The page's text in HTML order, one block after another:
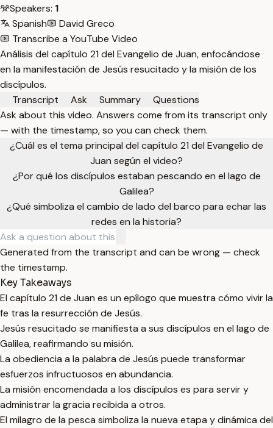
Speakers: 1
Spanish
David Greco
Transcribe a YouTube Video
Análisis del capítulo 21 del Evangelio de Juan, enfocándose
en la manifestación de Jesús resucitado y la misión de los
discípulos.
Transcript
Ask Summary
Questions
Ask about this video. Answers come from its transcript only
— with the timestamp, so you can check them.
¿Cuál es el tema principal del capítulo 21 del Evangelio de
Juan según el video?
¿Por qué los discípulos estaban pescando en el lago de
Galilea?
¿Qué simboliza el cambio de lado del barco para echar las
redes en la historia?
Generated from the transcript and can be wrong — check
the timestamp.
Key Takeaways
El capítulo 21 de Juan es un epílogo que muestra cómo vivir la
fe tras la resurrección de Jesús.
Jesús resucitado se manifiesta a sus discípulos en el lago de
Galilea, reafirmando su misión.
La obediencia a la palabra de Jesús puede transformar
esfuerzos infructuosos en abundancia.
La misión encomendada a los discípulos es para servir y
administrar la gracia recibida a otros.
El milagro de la pesca simboliza la nueva etapa y dinámica del